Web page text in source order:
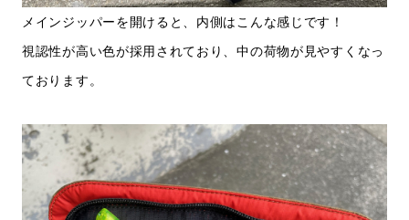
メインジッパーを開けると、内側はこんな感じです！
視認性が高い色が採用されており、中の荷物が見やすくなっ
ております。